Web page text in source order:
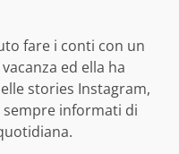
fare i conti con un
ed ella ha
stories Instagram,
sempre informati di